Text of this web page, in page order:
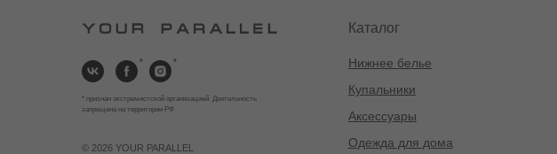
Каталог
Нижнее белье
Купальники
Аксессуары
Одежда для дома
© 2026 YOUR PARALLEL
* признан экстремистской организацией. Деятельность
запрещена на территории РФ
* *